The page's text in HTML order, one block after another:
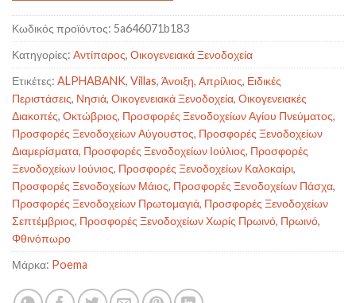
Κωδικός προϊόντος: 5a646071b183
Κατηγορίες: Αντίπαρος, Οικογενειακά Ξενοδοχεία
Ετικέτες: ALPHABANK, Villas, Άνοιξη, Απρίλιος, Ειδικές
Περιστάσεις, Νησιά, Οικογενειακά Ξενοδοχεία, Οικογενειακές
Διακοπές, Οκτώβριος, Προσφορές Ξενοδοχείων Αγίου Πνεύματος,
Προσφορές Ξενοδοχείων Αύγουστος, Προσφορές Ξενοδοχείων
Διαμερίσματα, Προσφορές Ξενοδοχείων Ιούλιος, Προσφορές
Ξενοδοχείων Ιούνιος, Προσφορές Ξενοδοχείων Καλοκαίρι,
Προσφορές Ξενοδοχείων Μάιος, Προσφορές Ξενοδοχείων Πάσχα,
Προσφορές Ξενοδοχείων Πρωτομαγιά, Προσφορές Ξενοδοχείων
Σεπτέμβριος, Προσφορές Ξενοδοχείων Χωρίς Πρωινό, Πρωινό,
Φθινόπωρο
Μάρκα: Poema